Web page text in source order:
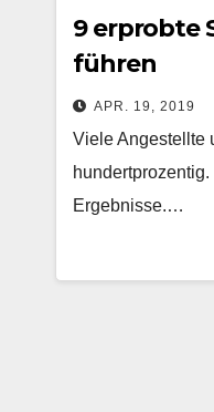
9 erprobte
führen
APR. 19, 2019
Viele Angestellte
Ergebnisse.…